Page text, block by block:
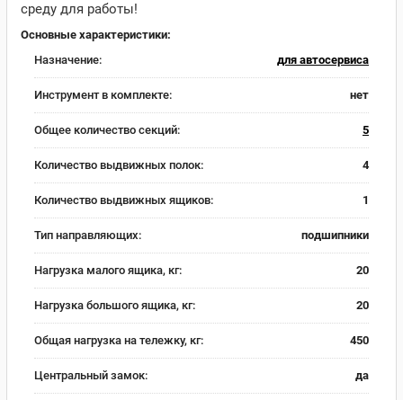
среду для работы!
Основные характеристики:
Назначение:
для автосервиса
Инструмент в комплекте: нет
Общее количество секций: 5
Количество выдвижных полок: 4
Количество выдвижных ящиков: 1
Тип направляющих: подшипники
Нагрузка малого ящика, кг: 20
Нагрузка большого ящика, кг: 20
Общая нагрузка на тележку, кг: 450
Центральный замок: да